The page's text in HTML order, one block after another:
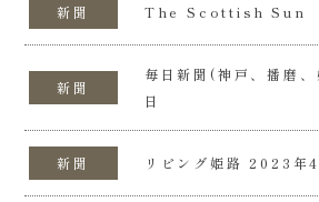
新聞 The Scottish Sun
新聞
毎日新聞(神戸、播磨
日
新聞 リビング姫路 2023年